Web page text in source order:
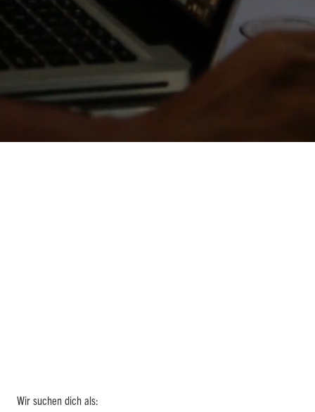
Wir suchen dich als: